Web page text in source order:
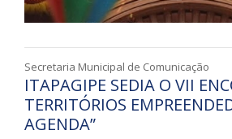
Secretaria Municipal de Comunicação
ITAPAGIPE SEDIA O VII
TERRITÓRIOS
AGENDA”